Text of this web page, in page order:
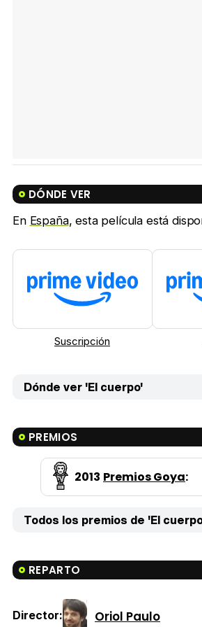
DÓNDE VER
En España, esta película está
Suscripción
Dónde ver 'El cuerpo'
PREMIOS
2013 Premios Goya:
Todos los premios de 'El
REPARTO
Director: Oriol Paulo